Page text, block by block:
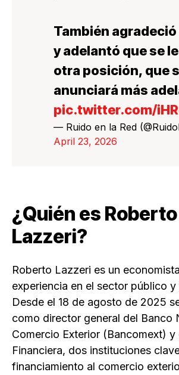
También
y adelantó que se
otra posición, que
anunciará más
pic.twitter.com/
— Ruido en la Red
April 23, 2026
¿Quién es Roberto
Lazzeri?
Roberto Lazzeri es un
experiencia en el sector público y
Desde el 18 de agosto de 2025
como director general del Banco
Comercio Exterior (Bancomext) y
Financiera, dos instituciones
financiamiento al comercio